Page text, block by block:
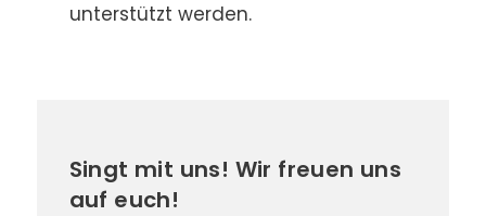
unterstützt werden.
Singt mit uns! Wir freuen uns
auf euch!